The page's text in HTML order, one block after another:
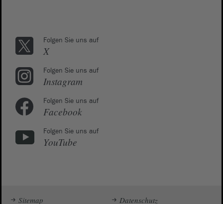
Folgen Sie uns auf
X
Folgen Sie uns auf
Instagram
Folgen Sie uns auf
Facebook
Folgen Sie uns auf
YouTube
Sitemap Datenschutz